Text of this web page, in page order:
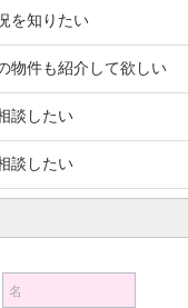
を知りたい
物件も紹介して欲しい
談したい
談したい
名